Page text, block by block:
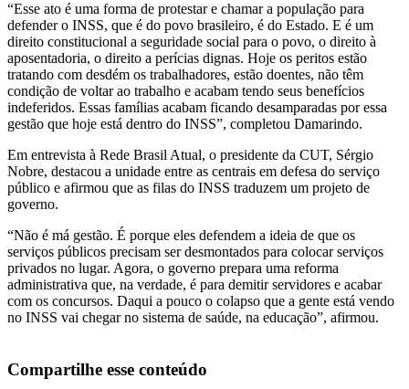
“Esse ato é uma forma de protestar e chamar a população para
defender o INSS, que é do povo brasileiro, é do Estado. E é um
direito constitucional a seguridade social para o povo, o direito à
aposentadoria, o direito a perícias dignas. Hoje os peritos estão
tratando com desdém os trabalhadores, estão doentes, não têm
condição de voltar ao trabalho e acabam tendo seus benefícios
indeferidos. Essas famílias acabam ficando desamparadas por essa
gestão que hoje está dentro do INSS”, completou Damarindo.
Em entrevista à Rede Brasil Atual, o presidente da CUT, Sérgio
Nobre, destacou a unidade entre as centrais em defesa do serviço
público e afirmou que as filas do INSS traduzem um projeto de
governo.
“Não é má gestão. É porque eles defendem a ideia de que os
serviços públicos precisam ser desmontados para colocar serviços
privados no lugar. Agora, o governo prepara uma reforma
administrativa que, na verdade, é para demitir servidores e acabar
com os concursos. Daqui a pouco o colapso que a gente está vendo
no INSS vai chegar no sistema de saúde, na educação”, afirmou.
Compartilhe esse conteúdo